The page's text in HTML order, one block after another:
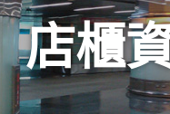
店櫃